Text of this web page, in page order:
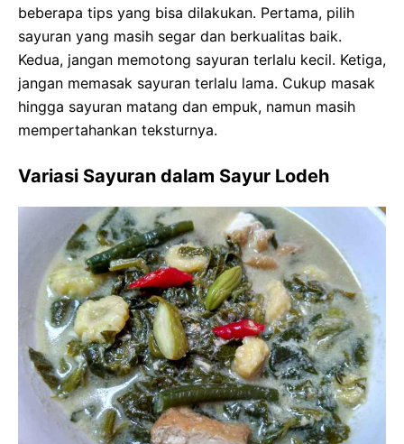
beberapa tips yang bisa dilakukan. Pertama, pilih
sayuran yang masih segar dan berkualitas baik.
Kedua, jangan memotong sayuran terlalu kecil. Ketiga,
jangan memasak sayuran terlalu lama. Cukup masak
hingga sayuran matang dan empuk, namun masih
mempertahankan teksturnya.
Variasi Sayuran dalam Sayur Lodeh